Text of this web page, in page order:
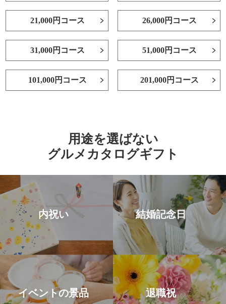
21,000円コース 26,000円コース
31,000円コース 51,000円コース
101,000円コース 201,000円コース
用途を選ばない
グルメカタログギフト
内祝い 結婚記念日
イベントの景品 退職祝